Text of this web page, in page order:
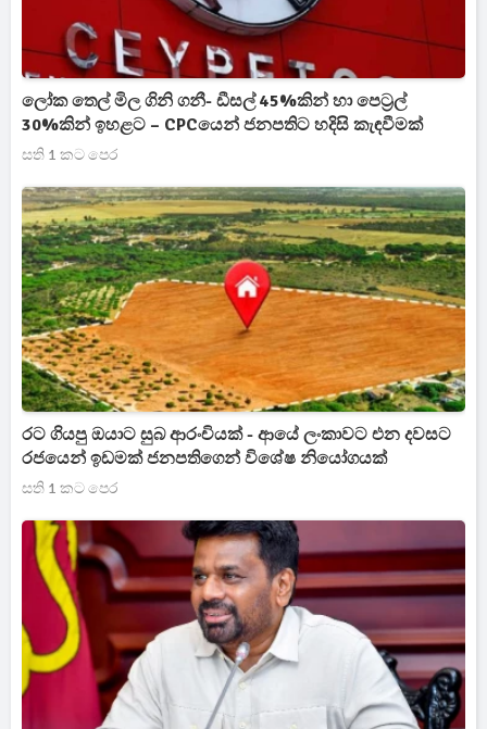
ලෝක තෙල් මිල ගිනි ගනී- ඩීසල් 45%කින් හා පෙට්‍රල්
30%කින් ඉහළට – CPCයෙන් ජනපතිට හදිසි කැඳවීමක්
සති 1 කට පෙර
රට ගියපු ඔයාට සුබ ආරංචියක් - ආයේ ලංකාවට එන දවසට
රජයෙන් ඉඩමක් ජනපතිගෙන් විශේෂ නියෝගයක්
සති 1 කට පෙර